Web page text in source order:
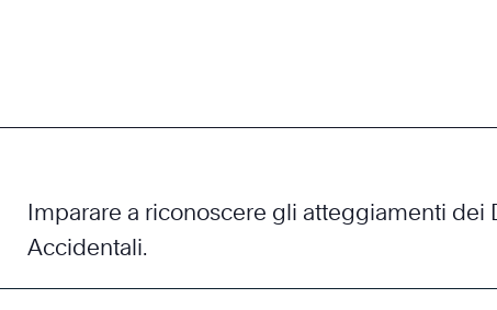
Imparare a riconoscere gli atteggiamenti dei
Accidentali.